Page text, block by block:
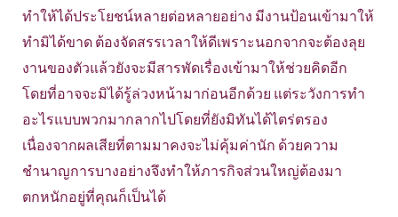
ทำให้ได้ประโยชน์หลายต่อหลายอย่าง มีงานป้อนเข้ามาให้
ทำมิได้ขาด ต้องจัดสรรเวลาให้ดีเพราะนอกจากจะต้องลุย
งานของตัวแล้วยังจะมีสารพัดเรื่องเข้ามาให้ช่วยคิดอีก
โดยที่อาจจะมิได้รู้ล่วงหน้ามาก่อนอีกด้วย แต่ระวังการทำ
อะไรแบบพวกมากลากไปโดยที่ยังมิทันได้ไตร่ตรอง
เนื่องจากผลเสียที่ตามมาคงจะไม่คุ้มค่านัก ด้วยความ
ชำนาญการบางอย่างจึงทำให้ภารกิจส่วนใหญ่ต้องมา
ตกหนักอยู่ที่คุณก็เป็นได้